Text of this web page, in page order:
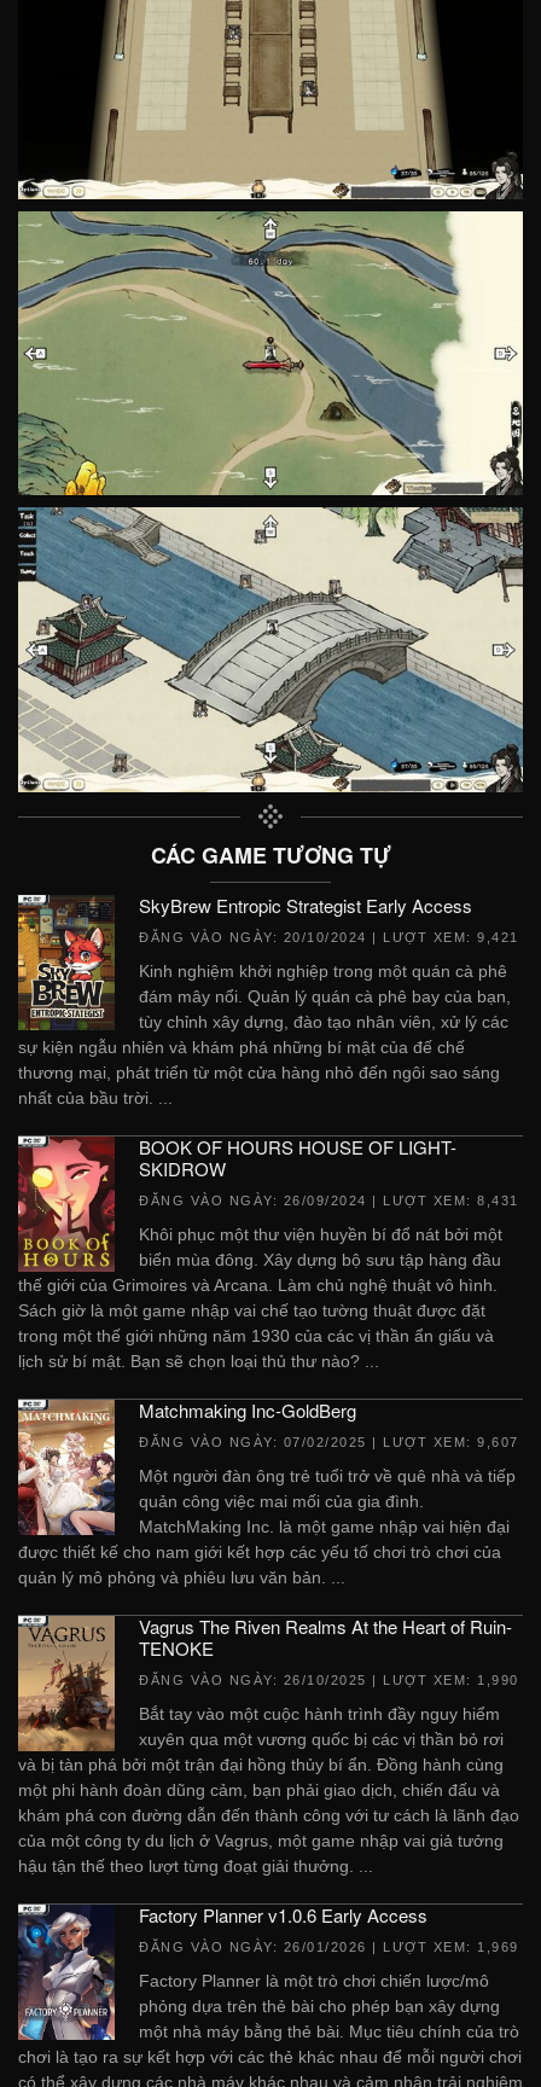
CÁC GAME TƯƠNG TỰ
SkyBrew Entropic Strategist Early Access
ĐĂNG VÀO NGÀY: 20/10/2024 | LƯỢT XEM: 9,421
Kinh nghiệm khởi nghiệp trong một quán cà phê
đám mây nổi. Quản lý quán cà phê bay của bạn,
tùy chỉnh xây dựng, đào tạo nhân viên, xử lý các
sự kiện ngẫu nhiên và khám phá những bí mật của đế chế
thương mại, phát triển từ một cửa hàng nhỏ đến ngôi sao sáng
nhất của bầu trời. ...
BOOK OF HOURS HOUSE OF LIGHT-
SKIDROW
ĐĂNG VÀO NGÀY: 26/09/2024 | LƯỢT XEM: 8,431
Khôi phục một thư viện huyền bí đổ nát bởi một
biển mùa đông. Xây dựng bộ sưu tập hàng đầu
thế giới của Grimoires và Arcana. Làm chủ nghệ thuật vô hình.
Sách giờ là một game nhập vai chế tạo tường thuật được đặt
trong một thế giới những năm 1930 của các vị thần ẩn giấu và
lịch sử bí mật. Bạn sẽ chọn loại thủ thư nào? ...
Matchmaking Inc-GoldBerg
ĐĂNG VÀO NGÀY: 07/02/2025 | LƯỢT XEM: 9,607
Một người đàn ông trẻ tuổi trở về quê nhà và tiếp
quản công việc mai mối của gia đình.
MatchMaking Inc. là một game nhập vai hiện đại
được thiết kế cho nam giới kết hợp các yếu tố chơi trò chơi của
quản lý mô phỏng và phiêu lưu văn bản. ...
Vagrus The Riven Realms At the Heart of Ruin-
TENOKE
ĐĂNG VÀO NGÀY: 26/10/2025 | LƯỢT XEM: 1,990
Bắt tay vào một cuộc hành trình đầy nguy hiểm
xuyên qua một vương quốc bị các vị thần bỏ rơi
và bị tàn phá bởi một trận đại hồng thủy bí ẩn. Đồng hành cùng
một phi hành đoàn dũng cảm, bạn phải giao dịch, chiến đấu và
khám phá con đường dẫn đến thành công với tư cách là lãnh đạo
của một công ty du lịch ở Vagrus, một game nhập vai giả tưởng
hậu tận thế theo lượt từng đoạt giải thưởng. ...
Factory Planner v1.0.6 Early Access
ĐĂNG VÀO NGÀY: 26/01/2026 | LƯỢT XEM: 1,969
Factory Planner là một trò chơi chiến lược/mô
phỏng dựa trên thẻ bài cho phép bạn xây dựng
một nhà máy bằng thẻ bài. Mục tiêu chính của trò
chơi là tạo ra sự kết hợp với các thẻ khác nhau để mỗi người chơi
có thể xây dựng các nhà máy khác nhau và cảm nhận trải nghiệm